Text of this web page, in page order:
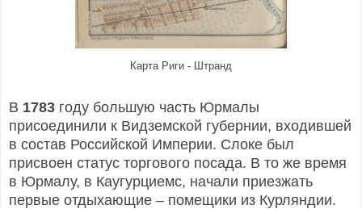
Карта Риги - Штранд
В 1783 году большую часть Юрмалы
присоединили к Видземской губернии, входившей
в состав Российской Империи. Слоке был
присвоен статус торгового посада. В то же время
в Юрмалу, в Каугурциемс, начали приезжать
первые отдыхающие – помещики из Курляндии.